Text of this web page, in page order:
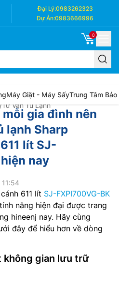
Đại Lý:0983262323
Dự Án:0983666996
0
Máy Giặt - Máy SấyTrung Tâm Bảo
/Tư Vấn Tủ Lạnh
gia đình nên
lạnh Sharp
lít SJ-
nay
611 lít SJ-FXPI700VG-BK
năng hiện đại được trang
hineenj nay. Hãy cùng
đây để hiểu hơn về dòng
không gian lưu trữ